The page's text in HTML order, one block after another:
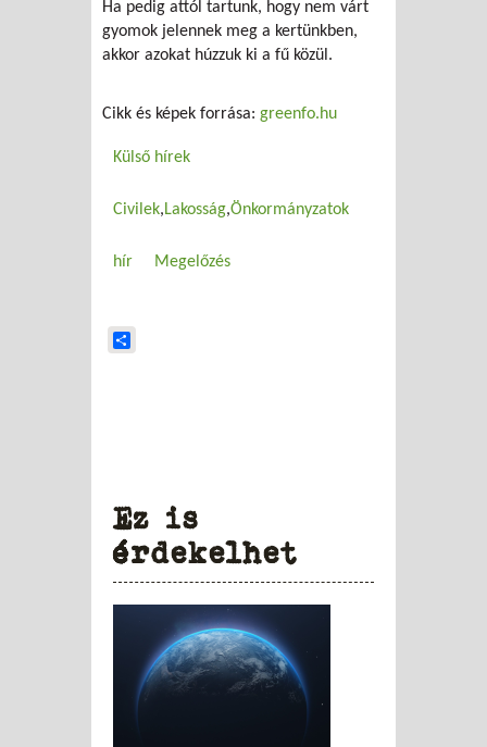
Ha pedig attól tartunk, hogy nem várt
gyomok jelennek meg a kertünkben,
akkor azokat húzzuk ki a fű közül.
Cikk és képek forrása: greenfo.hu
Külső hírek
Civilek Lakosság Önkormányzatok
hír Megelőzés
Ez is
érdekelhet